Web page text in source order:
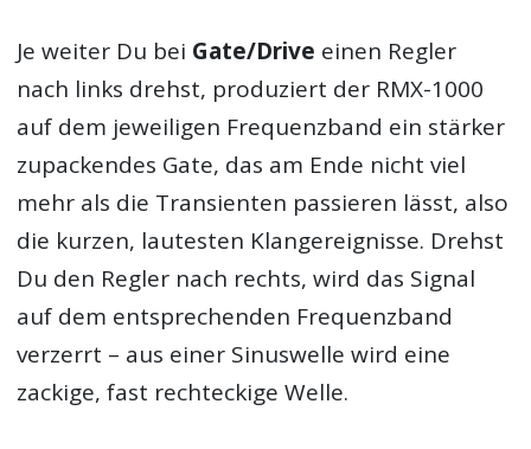
Je weiter Du bei Gate/Drive einen Regler
nach links drehst, produziert der RMX-1000
auf dem jeweiligen Frequenzband ein stärker
zupackendes Gate, das am Ende nicht viel
mehr als die Transienten passieren lässt, also
die kurzen, lautesten Klangereignisse. Drehst
Du den Regler nach rechts, wird das Signal
auf dem entsprechenden Frequenzband
verzerrt – aus einer Sinuswelle wird eine
zackige, fast rechteckige Welle.